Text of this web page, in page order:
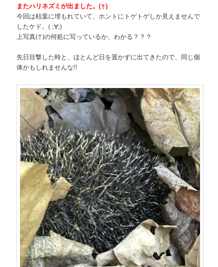
またハリネズミが出ました。(↑)
今回は枯葉に埋もれていて、ホントにトゲトゲしか見えませんで
したケド。( ;∀;)
上写真(↑)の何処に写っているか、わかる？？？
先日目撃した時と、ほとんど日を置かずに出てきたので、同じ個
体かもしれませんな!!